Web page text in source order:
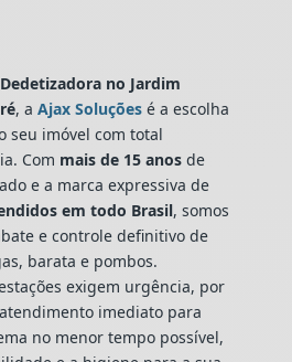
Dedetizadora no Jardim
, a Ajax Soluçõesé a escolha
seu imóvel com total
Com mais de 15 anosde
e a marca expressiva de
em todo Brasil, somos
e controle definitivo de
barata e pombos.
exigem urgência, por
imediato para
no menor tempo possível,